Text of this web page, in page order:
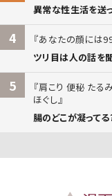
異常な性生活を送
4
あなたの顔には
ツリ目は人の話を
5
肩こり 便秘 たる
ほぐし
腸のどこが凝ってる